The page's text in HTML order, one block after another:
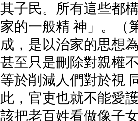
其子民。所有這些都
家的一般精 神」。（
成，是以治家的思想
甚至只是刪除對親權
等於削減人們對於視
此，官吏也就不能愛
該把老百姓看做像子